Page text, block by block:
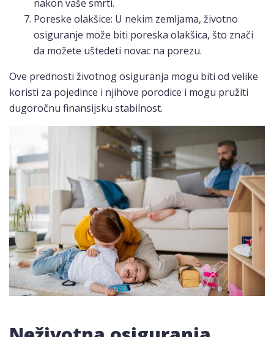
nakon vaše smrti.
Poreske olakšice: U nekim zemljama, životno
osiguranje može biti poreska olakšica, što znači
da možete uštedeti novac na porezu.
Ove prednosti životnog osiguranja mogu biti od velike
koristi za pojedince i njihove porodice i mogu pružiti
dugoročnu finansijsku stabilnost.